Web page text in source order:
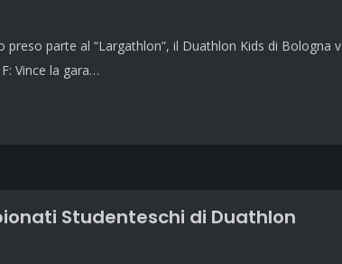
parte al “Largathlon”, il Duathlon Kids di Bologna
Vince la gara…
Studenteschi di Duathlon